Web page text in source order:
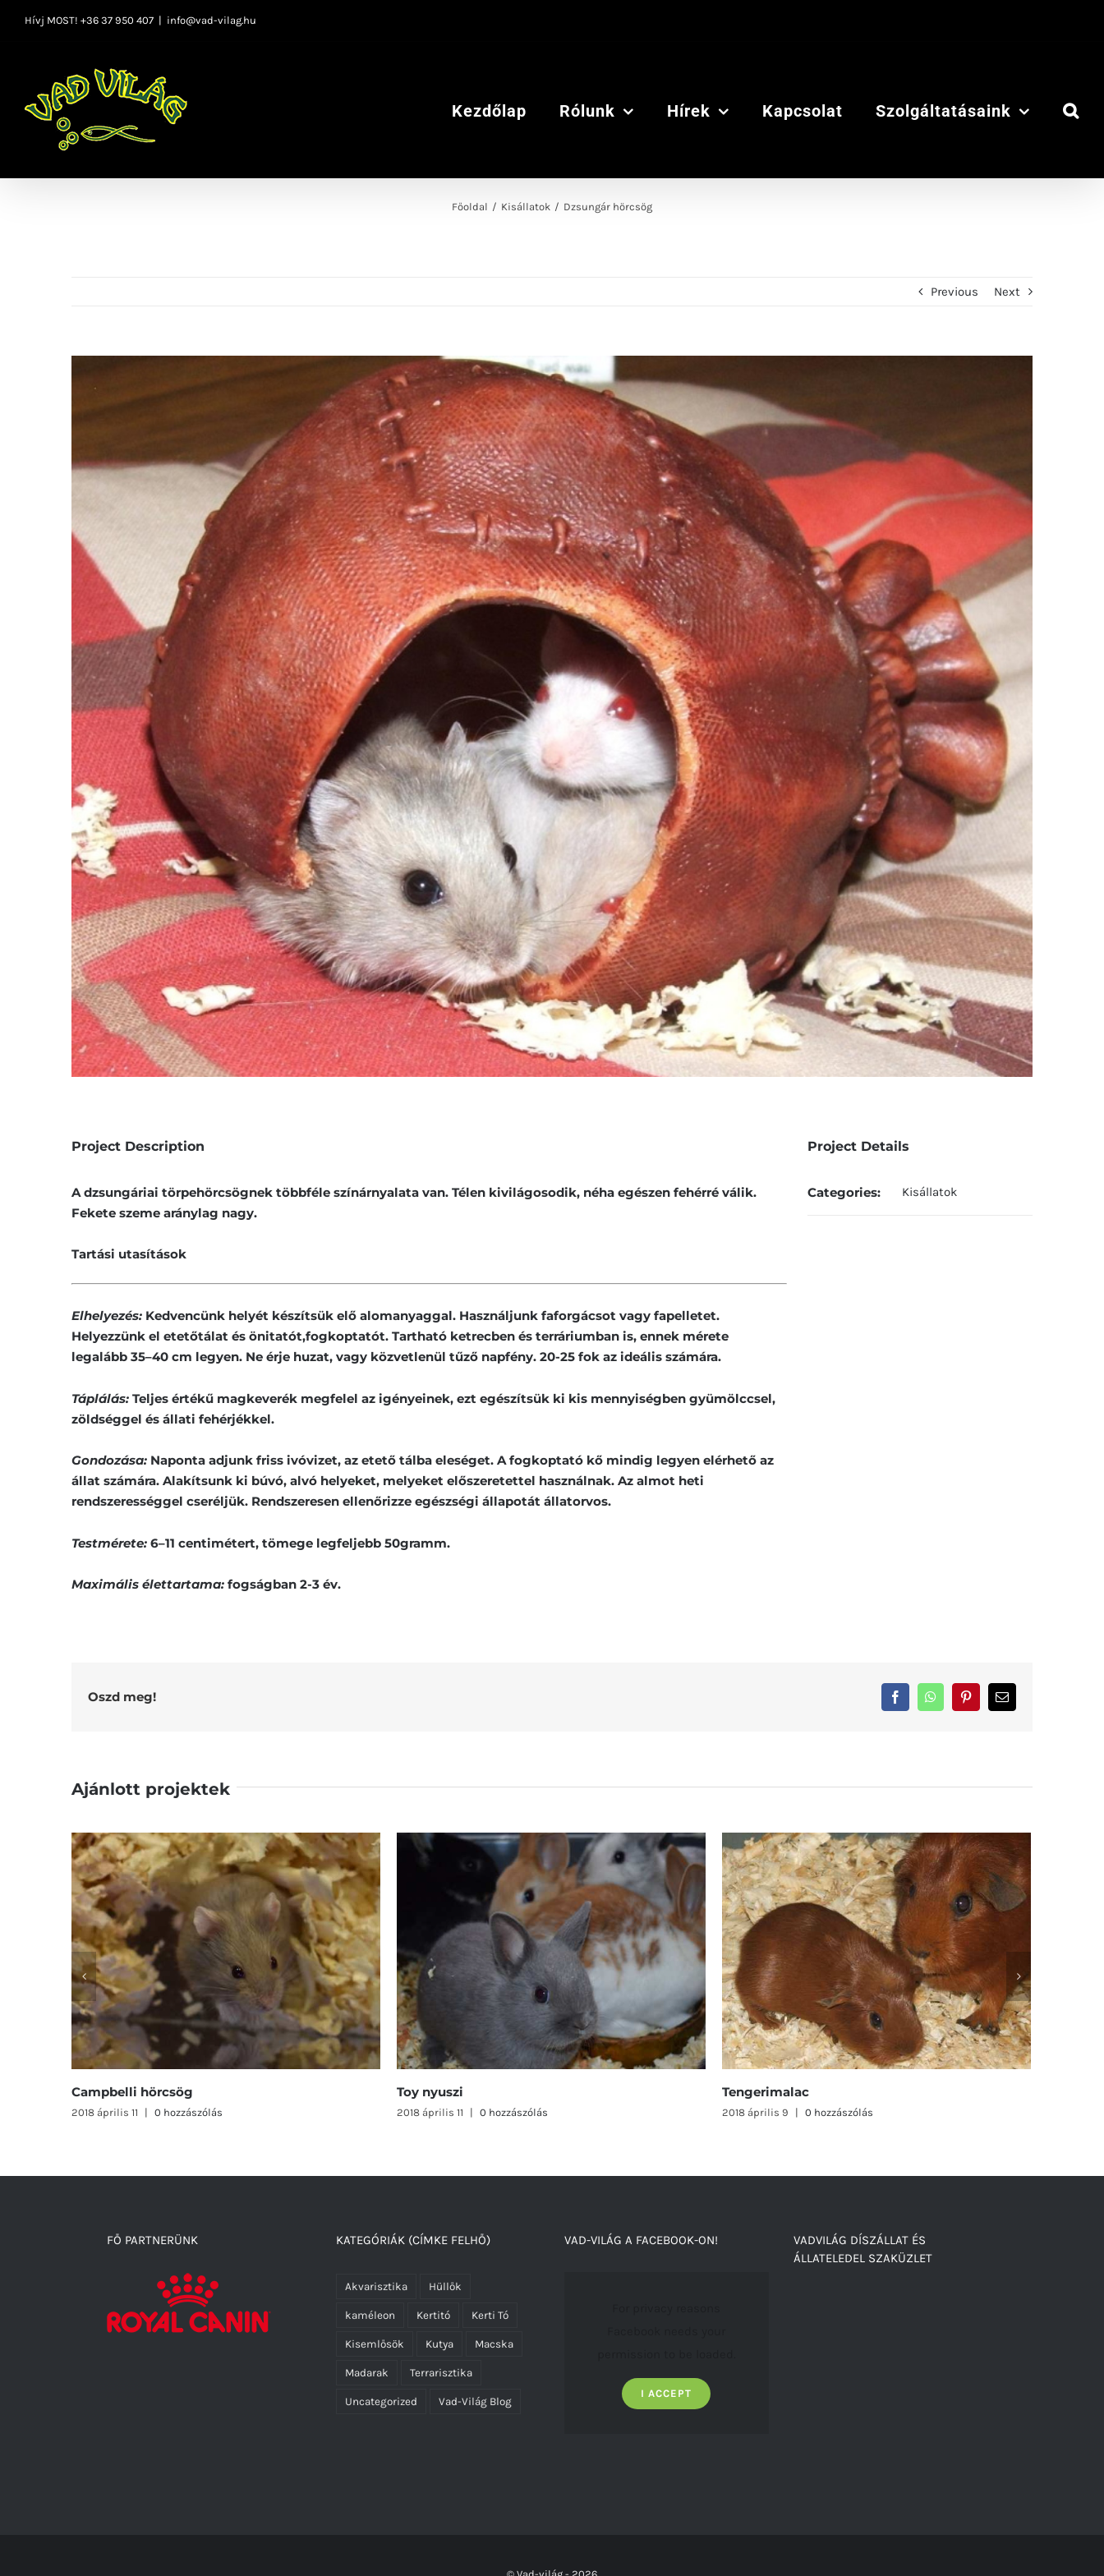
Hívj MOST! +36 37 950 407 | info@vad-vilag.hu
Kezdőlap Rólunk Hírek Kapcsolat Szolgáltatásaink
Főoldal / Kisállatok / Dzsungár hörcsög
Previous Next
Larger
Image
Project Description
A dzsungáriai törpehörcsögnek többféle színárnyalata van. Télen kivilágosodik, néha egészen fehérré válik.
Fekete szeme aránylag nagy.
Tartási utasítások
Elhelyezés: Kedvencünk helyét készítsük elő alomanyaggal. Használjunk faforgácsot vagy fapelletet.
Helyezzünk el etetőtálat és önitatót,fogkoptatót. Tartható ketrecben és terráriumban is, ennek mérete
legalább 35–40 cm legyen. Ne érje huzat, vagy közvetlenül tűző napfény. 20-25 fok az ideális számára.
Táplálás: Teljes értékű magkeverék megfelel az igényeinek, ezt egészítsük ki kis mennyiségben gyümölccsel,
zöldséggel és állati fehérjékkel.
Gondozása: Naponta adjunk friss ivóvizet, az etető tálba eleséget. A fogkoptató kő mindig legyen elérhető az
állat számára. Alakítsunk ki búvó, alvó helyeket, melyeket előszeretettel használnak. Az almot heti
rendszerességgel cseréljük. Rendszeresen ellenőrizze egészségi állapotát állatorvos.
Testmérete: 6–11 centimétert, tömege legfeljebb 50gramm.
Maximális élettartama: fogságban 2-3 év.
Project Details
Categories: Kisállatok
Oszd meg! FacebookWhatsAppPinterestEmail:
Ajánlott projektek
Toy nyuszi
2018 április 11 | 0 hozzászólás
Tengerimalac
2018 április 9 | 0 hozzászólás
Oroszlánfejű törpenyúl
2018 április 9 | 0 hozzászólás
FŐ PARTNERÜNK KATEGÓRIÁK (CÍMKE FELHŐ)
Akvarisztika Hüllők
kaméleon Kertitó Kerti Tó
Kisemlősök Kutya Macska
Madarak Terrarisztika
Uncategorized Vad-Világ Blog
VAD-VILÁG A FACEBOOK-ON!
I ACCEPT
VADVILÁG DÍSZÁLLAT ÉS
ÁLLATELEDEL SZAKÜZLET